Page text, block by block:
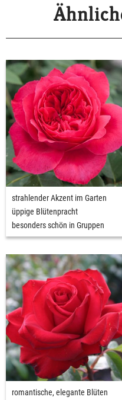
strahlender Akzent im Garten
üppige Blütenpracht
besonders schön in Gruppen
romantische, elegante Blüten